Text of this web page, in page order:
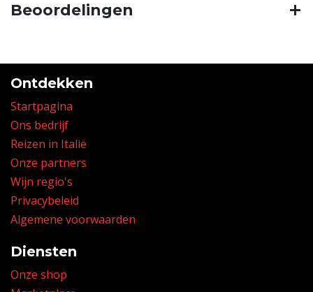
Beoordelingen
Ontdekken
Startpagina
Ons bedrijf
Reizen in Italië
Onze partners
Wijn regio's
Privacybeleid
Algemene voorwaarden
Diensten
Onze shop